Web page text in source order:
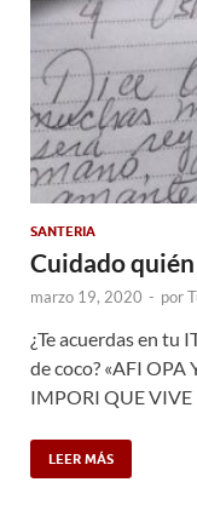
SANTERIA
Cuidado
marzo 19, 2020 - por
¿Te acuerdas en tu
de coco? «AFI OPA
IMPORI QUE VIVE
LEER MÁS